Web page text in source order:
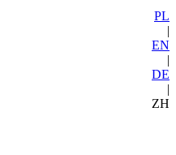
PL
|
EN
|
DE
|
ZH